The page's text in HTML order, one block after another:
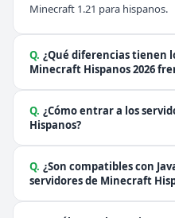
Minecraft 1.21 para hispanos.
Q. ¿Qué diferencias tienen
Minecraft Hispanos 2026
Q. ¿Cómo entrar a los
Hispanos?
Q. ¿Son compatibles con
servidores de Minecraft